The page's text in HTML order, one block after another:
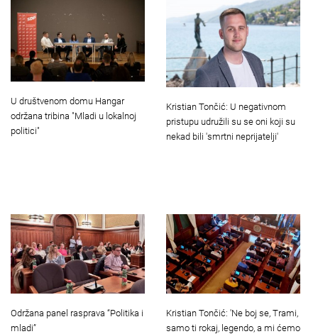
U društvenom domu Hangar
održana tribina "Mladi u lokalnoj
politici"
Kristian Tončić: U negativnom
pristupu udružili su se oni koji su
nekad bili 'smrtni neprijatelji'
Održana panel rasprava “Politika i
mladi”
Kristian Tončić: 'Ne boj se, Trami,
samo ti rokaj, legendo, a mi ćemo